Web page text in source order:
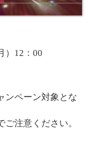
）12：00
ンペーン対象とな
注意ください。